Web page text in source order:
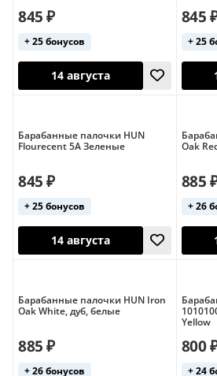
845 ₽
+ 25 бонусов
14 августа
845 ₽
+ 25
Барабанные палочки HUN
Flourecent 5A Зеленые
845 ₽
+ 25 бонусов
Oak
885 ₽
+ 26
Барабанные палочки HUN Iron
Oak White, дуб, белые
885 ₽
+ 26 бонусов
Yellow
800 ₽
+ 24